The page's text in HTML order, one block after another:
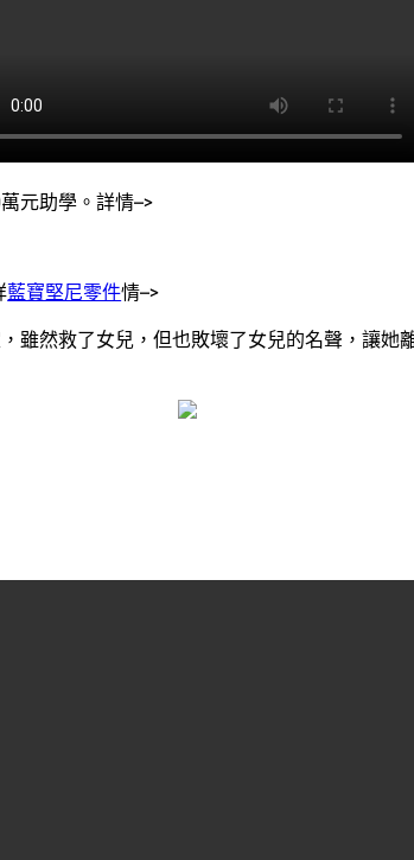
元助學。詳情–>
藍寶堅尼零件情–>
雖然救了女兒，但也敗壞了女兒的名聲，讓她